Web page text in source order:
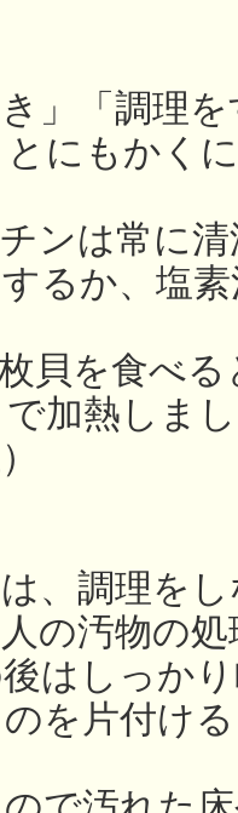
」「調理
にもかく
ンは常に
るか、塩
貝を食べ
加熱しま
、調理を
の汚物の
はしっか
を片付け